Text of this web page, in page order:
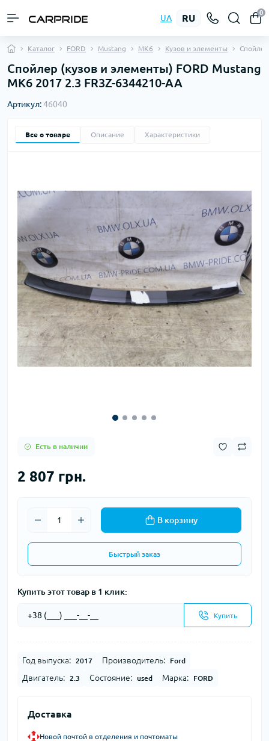
UA RU
0
Каталог FORD Mustang MK6 Кузов и элементы Спойлер
Спойлер (кузов и элементы) FORD Mustang
MK6 2017 2.3 FR3Z-6344210-AA
Артикул:46040
Все о товаре Описание Характеристики
Есть в наличии
2 807 грн.
В корзину
Быстрый заказ
Купить этот товар в 1 клик:
Купить
Год выпуска: 2017 Производитель: Ford
Двигатель: 2.3 Состояние: used Марка: FORD
Доставка
Новой почтой в отделения и почтоматы